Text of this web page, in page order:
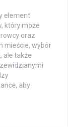
element
który może
oraz
mieście, wybór
ale także
aby